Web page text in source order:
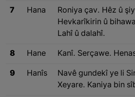
7 Hana
Roniya çav. Hêz û
Hevkarîkirin û
Lahî û dalahî.
8 Hane Kanî. Serçawe.
9 Hanîs
Navê gundekî ye li
Xeyare. Kaniya bin